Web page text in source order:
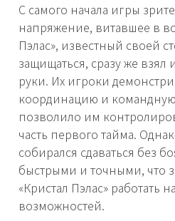
С самого начала игры
напряжение, витавшее в
Пэлас», известный своей
защищаться, сразу же
руки. Их игроки
координацию и командную
позволило им
часть первого тайма.
собирался сдаваться без
быстрыми и точными, что
«Кристал Пэлас» работать
возможностей.